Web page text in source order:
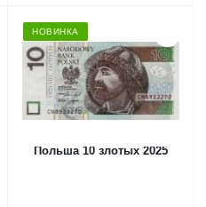
НОВИНКА
Польша 10 злотых 2025